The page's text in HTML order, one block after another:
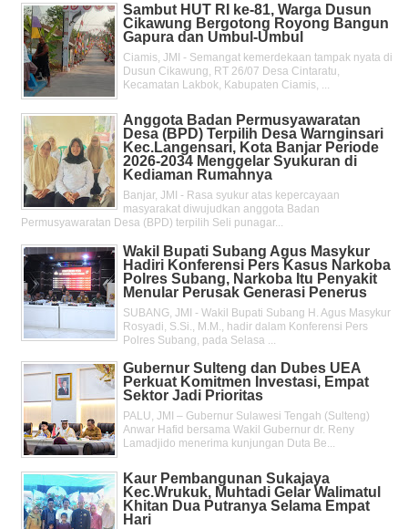
Sambut HUT RI ke-81, Warga Dusun
Cikawung Bergotong Royong Bangun
Gapura dan Umbul-Umbul
Ciamis, JMI - Semangat kemerdekaan tampak nyata di
Dusun Cikawung, RT 26/07 Desa Cintaratu,
Kecamatan Lakbok, Kabupaten Ciamis, ...
Anggota Badan Permusyawaratan
Desa (BPD) Terpilih Desa Warnginsari
Kec.Langensari, Kota Banjar Periode
2026-2034 Menggelar Syukuran di
Kediaman Rumahnya
Banjar, JMI - Rasa syukur atas kepercayaan
masyarakat diwujudkan anggota Badan
Permusyawaratan Desa (BPD) terpilih Seli punagar...
Wakil Bupati Subang Agus Masykur
Hadiri Konferensi Pers Kasus Narkoba
Polres Subang, Narkoba Itu Penyakit
Menular Perusak Generasi Penerus
SUBANG, JMI - Wakil Bupati Subang H. Agus Masykur
Rosyadi, S.Si., M.M., hadir dalam Konferensi Pers
Polres Subang, pada Selasa ...
Gubernur Sulteng dan Dubes UEA
Perkuat Komitmen Investasi, Empat
Sektor Jadi Prioritas
PALU, JMI – Gubernur Sulawesi Tengah (Sulteng)
Anwar Hafid bersama Wakil Gubernur dr. Reny
Lamadjido menerima kunjungan Duta Be...
Kaur Pembangunan Sukajaya
Kec.Wrukuk, Muhtadi Gelar Walimatul
Khitan Dua Putranya Selama Empat
Hari